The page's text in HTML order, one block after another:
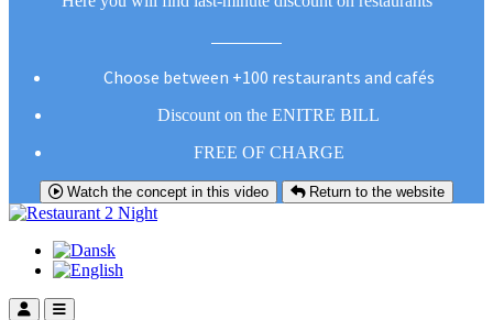
Choose between +100 restaurants and cafés
Discount on the ENITRE BILL
FREE OF CHARGE
Watch the concept in this video Return to the website